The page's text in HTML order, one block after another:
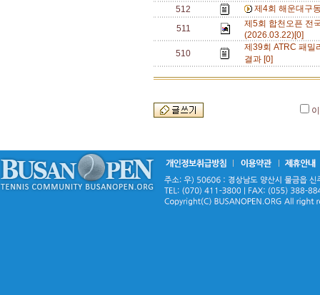
512
제4회 해운대구
511
제5회 합천오픈 전
(2026.03.22)[0]
510
제39회 ATRC 패밀
결과 [0]